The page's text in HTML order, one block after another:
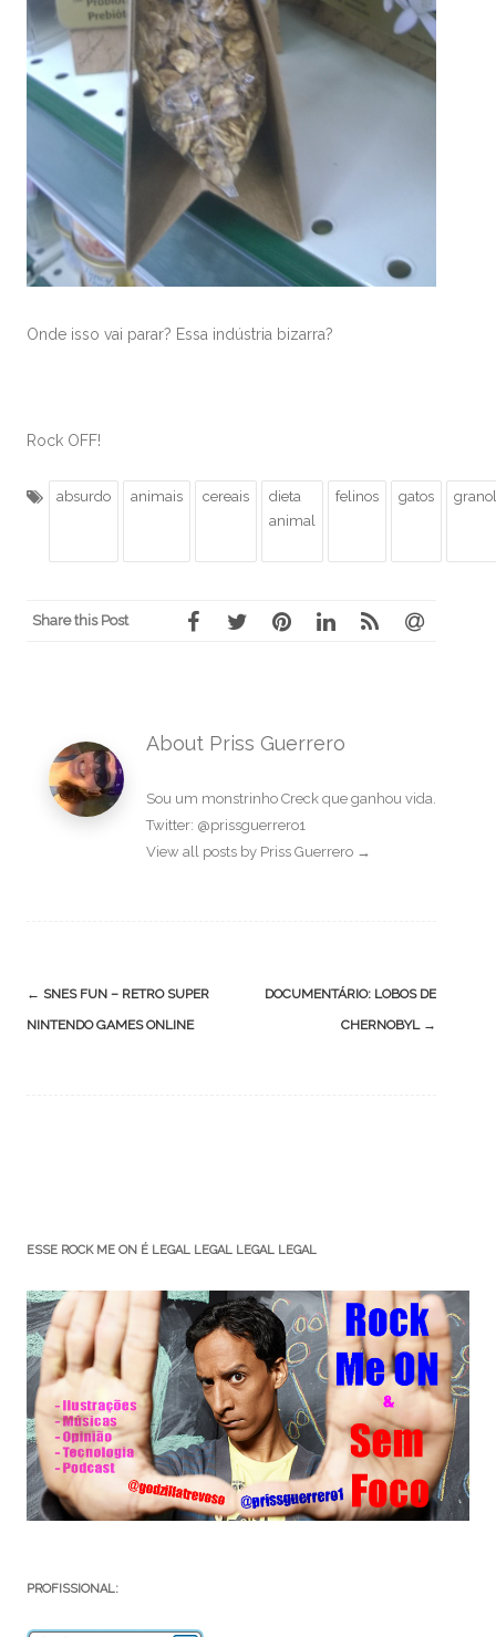
Onde isso vai parar? Essa indústria bizarra?
Rock OFF!
absurdo animais cereais
dieta
animal
felinos gatos
Share this Post
About Priss Guerrero
Sou um monstrinho Creck que ganhou vida.
Twitter: @prissguerrero1
View all posts by Priss Guerrero →
Post
navigation
← SNES FUN – RETRO SUPER
NINTENDO GAMES ONLINE
DOCUMENTÁRIO: LOBOS DE
CHERNOBYL →
ESSE ROCK ME ON É LEGAL LEGAL LEGAL LEGAL
PROFISSIONAL: